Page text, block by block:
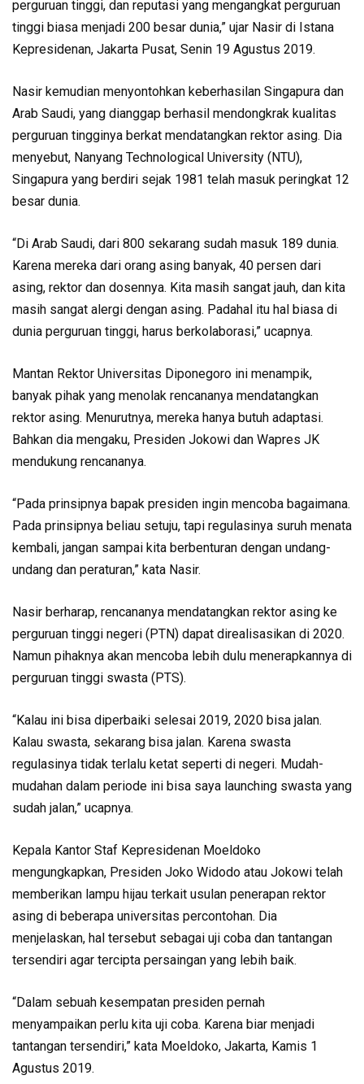
perguruan tinggi, dan reputasi yang mengangkat perguruan
tinggi biasa menjadi 200 besar dunia,” ujar Nasir di Istana
Kepresidenan, Jakarta Pusat, Senin 19 Agustus 2019.
Nasir kemudian menyontohkan keberhasilan Singapura dan
Arab Saudi, yang dianggap berhasil mendongkrak kualitas
perguruan tingginya berkat mendatangkan rektor asing. Dia
menyebut, Nanyang Technological University (NTU),
Singapura yang berdiri sejak 1981 telah masuk peringkat 12
besar dunia.
“Di Arab Saudi, dari 800 sekarang sudah masuk 189 dunia.
Karena mereka dari orang asing banyak, 40 persen dari
asing, rektor dan dosennya. Kita masih sangat jauh, dan kita
masih sangat alergi dengan asing. Padahal itu hal biasa di
dunia perguruan tinggi, harus berkolaborasi,” ucapnya.
Mantan Rektor Universitas Diponegoro ini menampik,
banyak pihak yang menolak rencananya mendatangkan
rektor asing. Menurutnya, mereka hanya butuh adaptasi.
Bahkan dia mengaku, Presiden Jokowi dan Wapres JK
mendukung rencananya.
“Pada prinsipnya bapak presiden ingin mencoba bagaimana.
Pada prinsipnya beliau setuju, tapi regulasinya suruh menata
kembali, jangan sampai kita berbenturan dengan undang-
undang dan peraturan,” kata Nasir.
Nasir berharap, rencananya mendatangkan rektor asing ke
perguruan tinggi negeri (PTN) dapat direalisasikan di 2020.
Namun pihaknya akan mencoba lebih dulu menerapkannya di
perguruan tinggi swasta (PTS).
“Kalau ini bisa diperbaiki selesai 2019, 2020 bisa jalan.
Kalau swasta, sekarang bisa jalan. Karena swasta
regulasinya tidak terlalu ketat seperti di negeri. Mudah-
mudahan dalam periode ini bisa saya launching swasta yang
sudah jalan,” ucapnya.
Kepala Kantor Staf Kepresidenan Moeldoko
mengungkapkan, Presiden Joko Widodo atau Jokowi telah
memberikan lampu hijau terkait usulan penerapan rektor
asing di beberapa universitas percontohan. Dia
menjelaskan, hal tersebut sebagai uji coba dan tantangan
tersendiri agar tercipta persaingan yang lebih baik.
“Dalam sebuah kesempatan presiden pernah
menyampaikan perlu kita uji coba. Karena biar menjadi
tantangan tersendiri,” kata Moeldoko, Jakarta, Kamis 1
Agustus 2019.